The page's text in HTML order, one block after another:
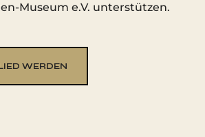
Museum e.V. unterstützen.
WERDEN